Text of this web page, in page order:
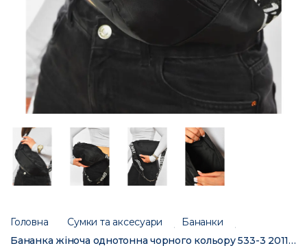
Головна Сумки та аксесуари
Бананки
Бананка жіноча однотонна чорного кольору 533-3 201193C